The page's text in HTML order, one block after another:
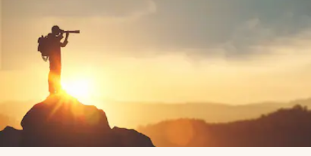
Clase
Mundial 2026
Eventos Corporativos